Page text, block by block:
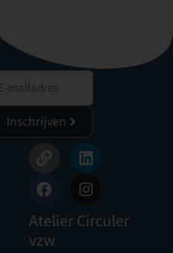
Inschrijven
Atelier Circuler
vzw